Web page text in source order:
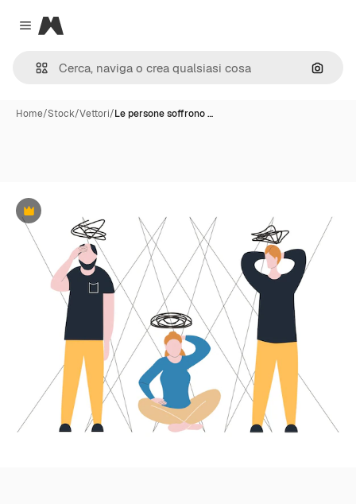
Close menu
Magnific
Cerca
Home/Stock/Vettori/Le persone soffrono …
Premium